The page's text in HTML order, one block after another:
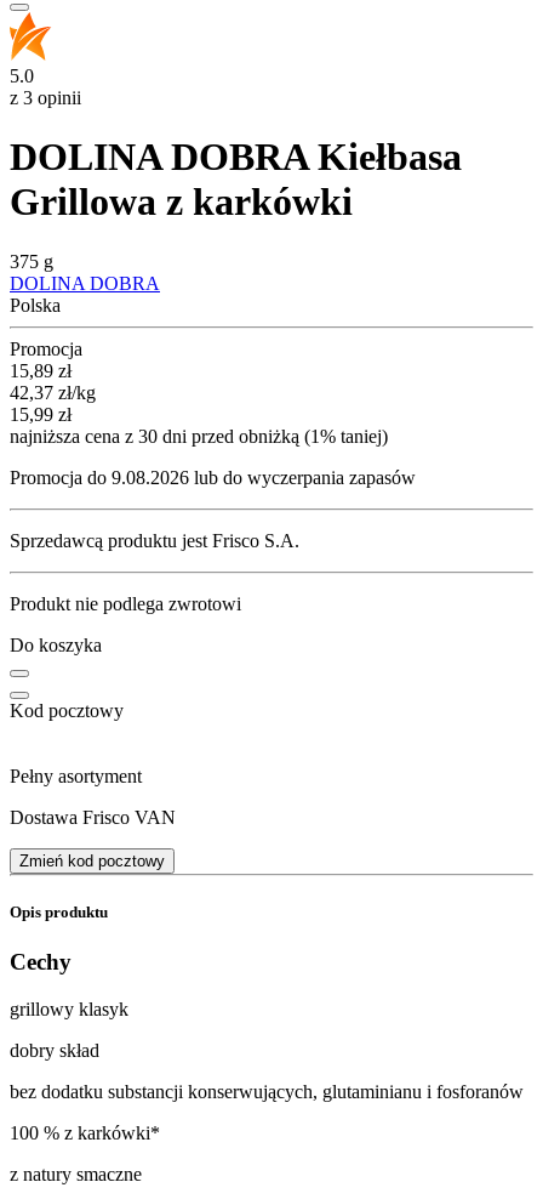
5.0
z 3 opinii
DOLINA DOBRA Kiełbasa
Grillowa z karkówki
375 g
DOLINA DOBRA
Polska
Promocja
Cena promocyjna
15,89 zł
42,37 zł/kg
15,99 zł
najniższa cena z 30 dni przed obniżką (1% taniej)
Promocja do 9.08.2026 lub do wyczerpania zapasów
Sprzedawcą produktu jest Frisco S.A.
Produkt nie podlega zwrotowi
Do koszyka
Kod pocztowy
Pełny asortyment
Dostawa Frisco VAN
Zmień kod pocztowy
Opis produktu
Cechy
grillowy klasyk
dobry skład
bez dodatku substancji konserwujących, glutaminianu i fosforanów
100 % z karkówki*
z natury smaczne